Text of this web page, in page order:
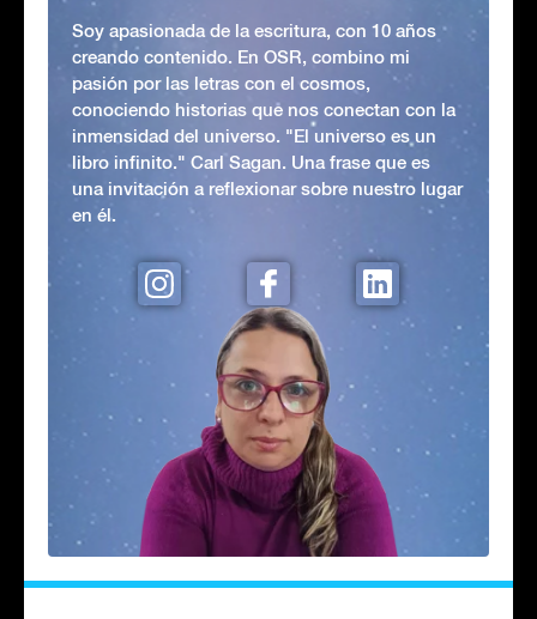
Soy apasionada de la escritura, con 10 años
creando contenido. En OSR, combino mi
pasión por las letras con el cosmos,
conociendo historias que nos conectan con la
inmensidad del universo. "El universo es un
libro infinito." Carl Sagan. Una frase que es
una invitación a reflexionar sobre nuestro lugar
en él.